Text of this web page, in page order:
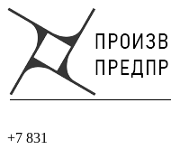
+7 831